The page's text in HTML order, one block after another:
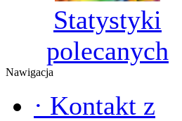
Statystyki
polecanych
Nawigacja
· Kontakt z